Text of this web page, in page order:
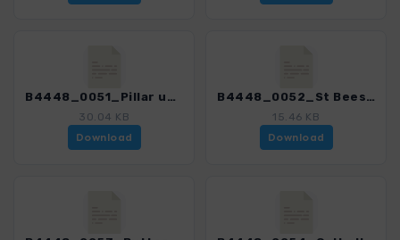
B4448_0051_Pillar und Red Pike_4448_1.gpx
30.04 KB
Download
B4448_0052_St Bees Head_4448_1.gpx
15.46 KB
Download